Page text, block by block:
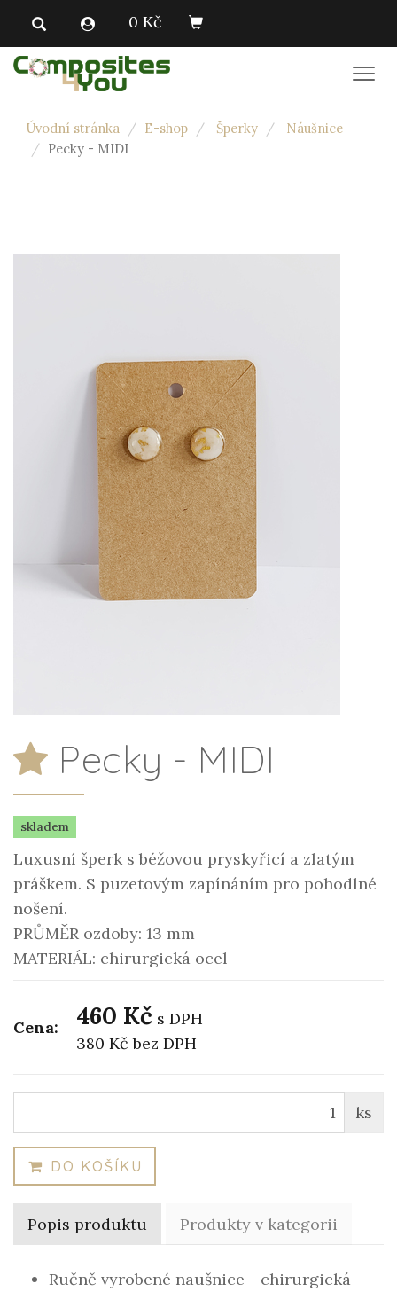
0 Kč
Úvodní stránka E-shop Šperky
Náušnice
Pecky - MIDI
Pecky - MIDI
skladem
Luxusní šperk s béžovou pryskyřicí a zlatým
práškem. S puzetovým zapínáním pro pohodlné
nošení.
PRŮMĚR ozdoby: 13 mm
MATERIÁL: chirurgická ocel
Cena: 460 Kč s DPH
380 Kčbez DPH
ks
DO KOŠÍKU
Popis produktu Produkty v kategorii
Ručně vyrobené naušnice - chirurgická